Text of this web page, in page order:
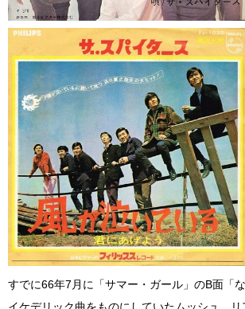
すでに66年7月に「サマー・ガール」のB面「